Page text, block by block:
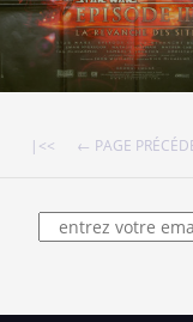
|<< ← PAGE